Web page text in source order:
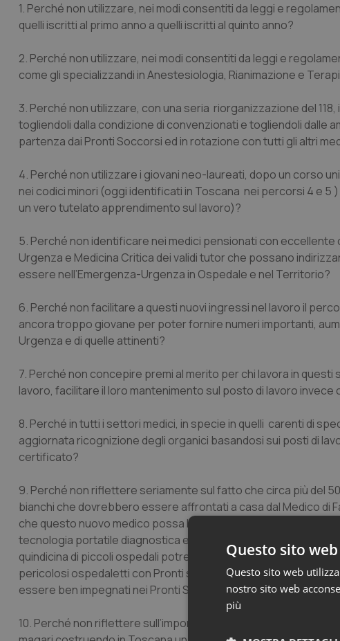
1. Perché non utilizzare, nei modi consentiti da leggi e
quelli iscritti al primo anno a quelli iscritti al quinto anno?
2. Perché non utilizzare, nei modi consentiti da leggi e
come gli specializzandi in Anestesiologia, Rianimazione e
3. Perché non utilizzare, con una seria riorganizzazione del
togliendoli dalla condizione di convenzionati e togliendoli dalle
partenza dai Pronti Soccorsi ed in rotazione con tutti gli altri
4. Perché non utilizzare i giovani neo-laureati, dopo un corso
nei codici minori (oggi identificati in Toscana nei percorsi 4 e
un vero tutelato apprendimento sul lavoro)?
5. Perché non identificare nei medici pensionati con eccellente
Urgenza e Medicina Critica dei validi tutor che possano
essere nell’Emergenza-Urgenza in Ospedale e nel Territorio?
6. Perché non facilitare a questi nuovi ingressi nel lavoro il
ancora troppo giovane per poter fornire numeri importanti,
Urgenza e di quelle attinenti?
7. Perché non concepire premi al merito per chi lavora in
lavoro, facilitare il loro mantenimento sul posto di lavoro invece
8. Perché in tutti i settori medici, in specie in quelli carenti di
aggiornata ricognizione degli organici basandosi sui posti di
certificato?
9. Perché non riflettere seriamente sul fatto che circa più del
bianchi che dovrebbero essere affrontati a casa dal Medico di
che questo nuovo medico possa lavorare 24h/24h e 7giorni/
tecnologia portatile diagnostica ed informatica nelle case della
quindicina di piccoli ospedali potrebbero diventare delle
pericolosi ospedaletti con Pronti soccorsi spesso deserti ma
essere ben impegnati nei Pronti Soccorsi con grande affluenza.
10. Perché non riflettere sull’importanza degli infermieri nei
Questo sito
Questo sito web
nostro sito web
più